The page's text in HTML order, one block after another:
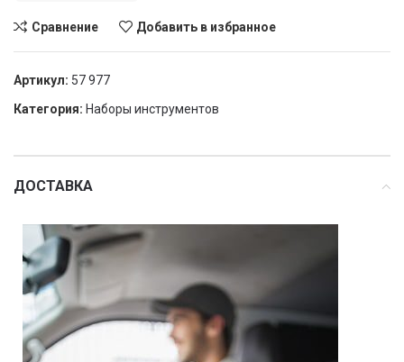
Сравнение Добавить в избранное
Артикул: 57 977
Категория: Наборы инструментов
ДОСТАВКА